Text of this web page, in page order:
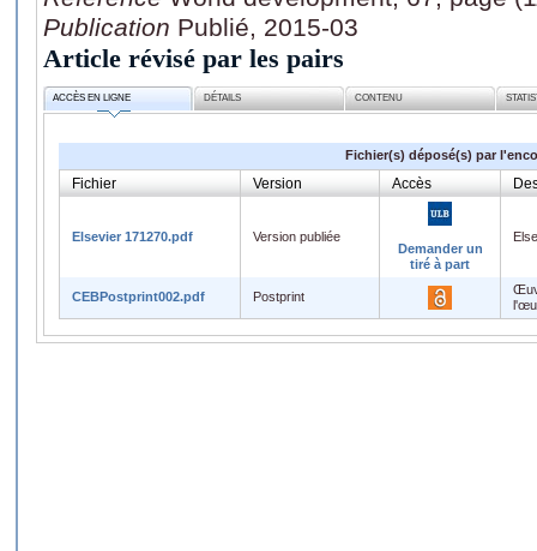
Publication Publié, 2015-03
Article révisé par les pairs
ACCÈS EN LIGNE DÉTAILS CONTENU
Fichier(s) déposé(s) par
Fichier Version Accès
Elsevier 171270.pdf
Version publiée
Demander un
tiré à part
CEBPostprint002.pdf Postprint